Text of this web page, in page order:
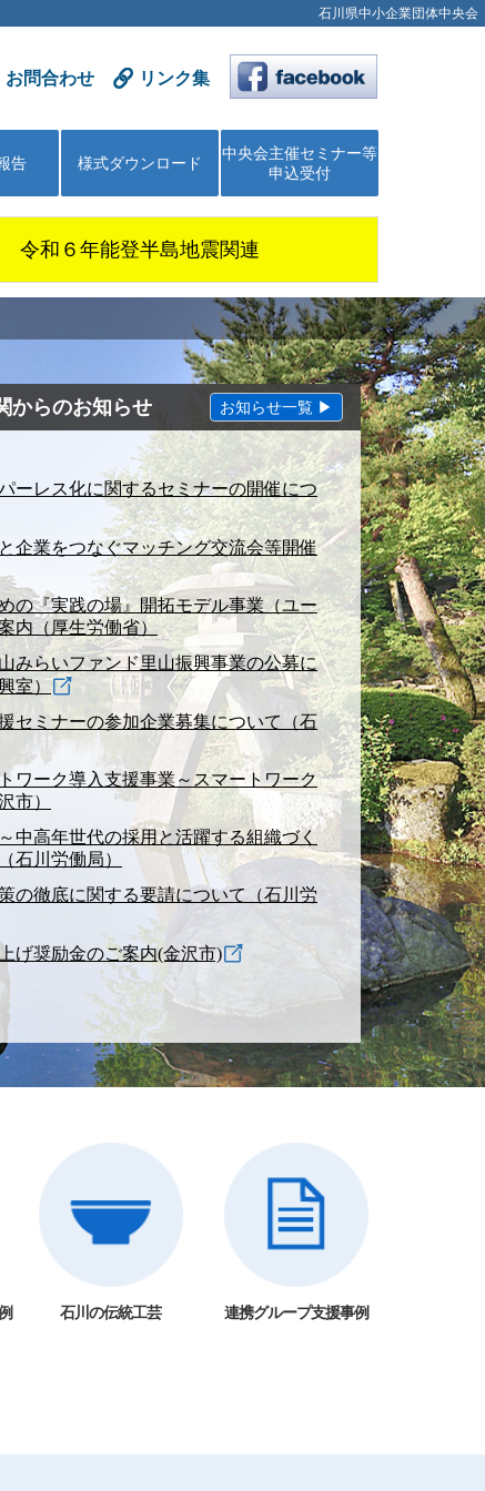
石川県中小企業団体中央会
お問合わせ リンク集
告 様式ダウンロード
中央会主催セミナー等
申込受付
令和６年能登半島地震関連
らのお知らせ お知らせ一覧 ▶
ーレス化に関するセミナーの開催につ
企業をつなぐマッチング交流会等開催
の『実践の場』開拓モデル事業（ユー
内（厚生労働省）
みらいファンド里山振興事業の公募に
室）
セミナーの参加企業募集について（石
ワーク導入支援事業～スマートワーク
市）
中高年世代の採用と活躍する組織づく
石川労働局）
の徹底に関する要請について（石川労
げ奨励金のご案内(金沢市)
石川の伝統工芸 連携グループ支援事例